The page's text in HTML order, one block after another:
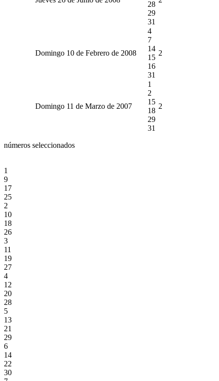
28
29
31
Domingo 10 de Febrero de 2008
4
7
14
15
16
31
2
Domingo 11 de Marzo de 2007
1
2
15
18
29
31
2
números seleccionados
1
9
17
25
2
10
18
26
3
11
19
27
4
12
20
28
5
13
21
29
6
14
22
30